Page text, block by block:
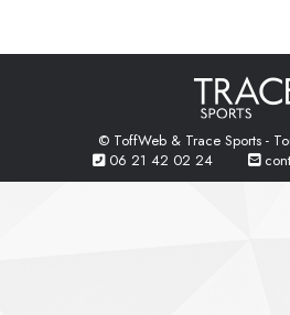
© ToffWeb & Trace Sports -
06 21 42 02 24